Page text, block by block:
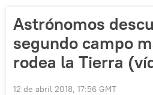
Astrónomos
segundo campo
rodea la Tierra
12 de abril 2018, 17:56 GMT